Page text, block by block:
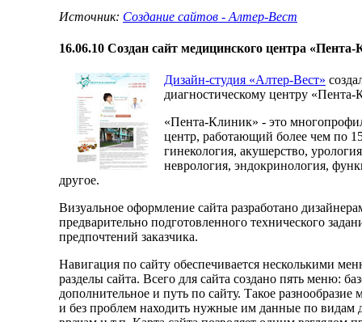
Источник: Создание сайтов - Алтер-Вест
16.06.10 Создан сайт медицинского центра
Дизайн-студия «Алтер-Вест»
диагностическому центру
«Пента-Клиник» - это
центр, работающий более чем по
гинекология, акушерство,
неврология, эндокринология,
другое.
Визуальное оформление сайта разработано
предварительно подготовленного технического
предпочтений заказчика.
Навигация по сайту обеспечивается несколькими
разделы сайта. Всего для сайта создано пять меню:
дополнительное и путь по сайту. Такое
и без проблем находить нужные им данные по видам